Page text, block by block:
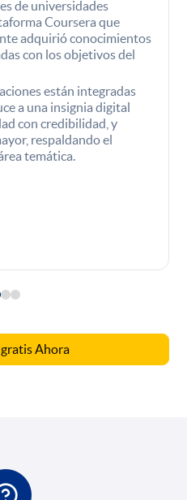
de universidades
Coursera que
adquirió conocimientos
con los objetivos del
están integradas
a una insignia digital
con credibilidad, y
respaldando el
temática.
Ahora